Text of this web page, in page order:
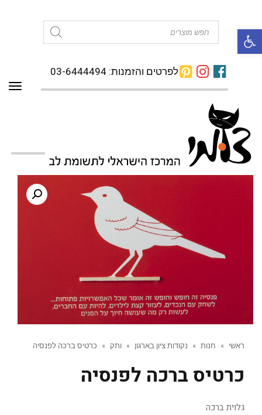
פתח סרגל נגישות
לפרטים והזמנות: 03-6444494
ראשי » חנות » נקודות ציון בארגון » ותק » כרטיס ברכה לפנסיה
כרטיס ברכה לפנסיה
גלוית ברכה